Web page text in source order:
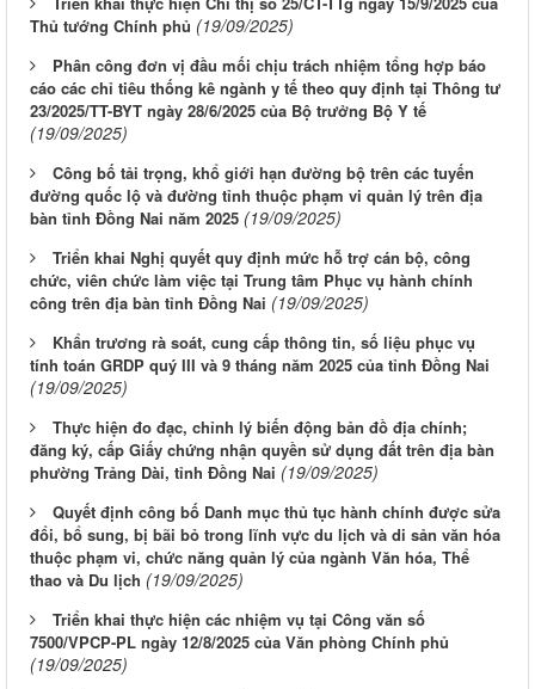
Thủ tướng Chính phủ (19/09/2025)
Phân công đơn vị đầu mối chịu trách nhiệm tổng hợp báo
cáo các chỉ tiêu thống kê ngành y tế theo quy định tại Thông tư
23/2025/TT-BYT ngày 28/6/2025 của Bộ trưởng Bộ Y tế
(19/09/2025)
Công bố tải trọng, khổ giới hạn đường bộ trên các tuyến
đường quốc lộ và đường tỉnh thuộc phạm vi quản lý trên địa
bàn tỉnh Đồng Nai năm 2025 (19/09/2025)
Triển khai Nghị quyết quy định mức hỗ trợ cán bộ, công
chức, viên chức làm việc tại Trung tâm Phục vụ hành chính
công trên địa bàn tỉnh Đồng Nai (19/09/2025)
Khẩn trương rà soát, cung cấp thông tin, số liệu phục vụ
tính toán GRDP quý III và 9 tháng năm 2025 của tỉnh Đồng Nai
(19/09/2025)
Thực hiện đo đạc, chỉnh lý biến động bản đồ địa chính;
đăng ký, cấp Giấy chứng nhận quyền sử dụng đất trên địa bàn
phường Trảng Dài, tỉnh Đồng Nai (19/09/2025)
Quyết định công bố Danh mục thủ tục hành chính được sửa
đổi, bổ sung, bị bãi bỏ trong lĩnh vực du lịch và di sản văn hóa
thuộc phạm vi, chức năng quản lý của ngành Văn hóa, Thể
thao và Du lịch (19/09/2025)
Triển khai thực hiện các nhiệm vụ tại Công văn số
7500/VPCP-PL ngày 12/8/2025 của Văn phòng Chính phủ
(19/09/2025)